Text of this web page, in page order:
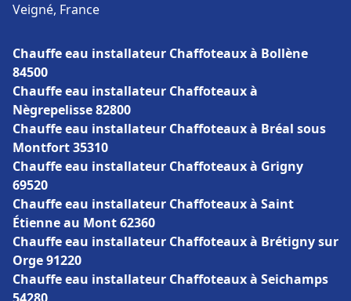
Veigné, France
Chauffe eau installateur Chaffoteaux à Bollène
84500
Chauffe eau installateur Chaffoteaux à
Nègrepelisse 82800
Chauffe eau installateur Chaffoteaux à Bréal sous
Montfort 35310
Chauffe eau installateur Chaffoteaux à Grigny
69520
Chauffe eau installateur Chaffoteaux à Saint
Étienne au Mont 62360
Chauffe eau installateur Chaffoteaux à Brétigny sur
Orge 91220
Chauffe eau installateur Chaffoteaux à Seichamps